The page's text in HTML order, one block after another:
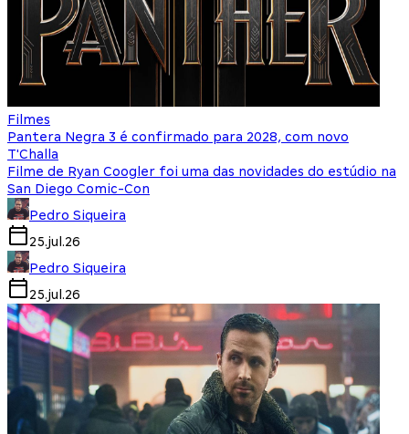
Filmes
Pantera Negra 3 é confirmado para 2028, com novo
T'Challa
Filme de Ryan Coogler foi uma das novidades do estúdio na
San Diego Comic-Con
Pedro Siqueira
25.jul.26
Pedro Siqueira
25.jul.26